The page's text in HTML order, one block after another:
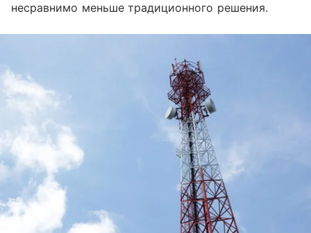
несравнимо меньше традиционного решения.